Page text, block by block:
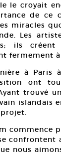
le croyait
de ce
miracles
Les
ils
fermement
à
ont
trouvé
islandais
nous